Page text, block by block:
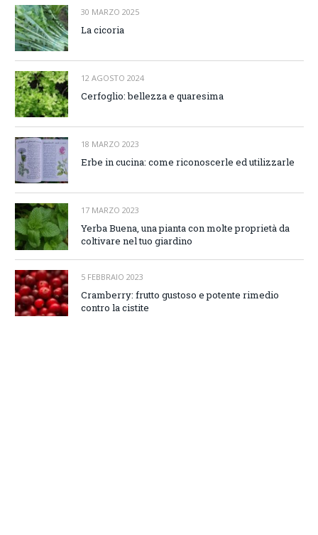
30 MARZO 2025
La cicoria
12 AGOSTO 2024
Cerfoglio: bellezza e quaresima
18 MARZO 2023
Erbe in cucina: come riconoscerle ed utilizzarle
17 MARZO 2023
Yerba Buena, una pianta con molte proprietà da
coltivare nel tuo giardino
5 FEBBRAIO 2023
Cramberry: frutto gustoso e potente rimedio
contro la cistite